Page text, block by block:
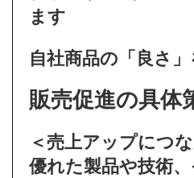
ます
自社商品の「良さ
販売促進の具体
＜売上アップにつ
優れた製品や技術